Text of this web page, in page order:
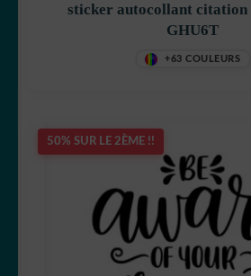
sticker autocollant citation
GHU6T
+63 COULEURS
50% SUR LE 2ÈME !!